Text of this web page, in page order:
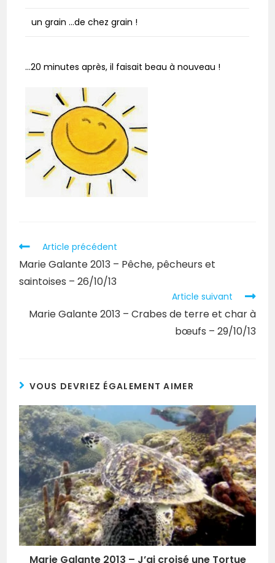
un grain …de chez grain !
…20 minutes après, il faisait beau à nouveau !
Article précédent
Marie Galante 2013 – Pêche, pêcheurs et
saintoises – 26/10/13
Article suivant
Marie Galante 2013 – Crabes de terre et char à
bœufs – 29/10/13
VOUS DEVRIEZ ÉGALEMENT AIMER
Marie Galante 2013 – J’ai croisé une Tortue